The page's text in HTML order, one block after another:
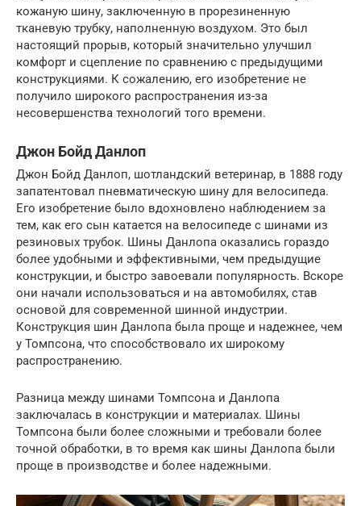
кожаную шину, заключенную в прорезиненную
тканевую трубку, наполненную воздухом. Это был
настоящий прорыв, который значительно улучшил
комфорт и сцепление по сравнению с предыдущими
конструкциями. К сожалению, его изобретение не
получило широкого распространения из-за
несовершенства технологий того времени.
Джон Бойд Данлоп
Джон Бойд Данлоп, шотландский ветеринар, в 1888 году
запатентовал пневматическую шину для велосипеда.
Его изобретение было вдохновлено наблюдением за
тем, как его сын катается на велосипеде с шинами из
резиновых трубок. Шины Данлопа оказались гораздо
более удобными и эффективными, чем предыдущие
конструкции, и быстро завоевали популярность. Вскоре
они начали использоваться и на автомобилях, став
основой для современной шинной индустрии.
Конструкция шин Данлопа была проще и надежнее, чем
у Томпсона, что способствовало их широкому
распространению.
Разница между шинами Томпсона и Данлопа
заключалась в конструкции и материалах. Шины
Томпсона были более сложными и требовали более
точной обработки, в то время как шины Данлопа были
проще в производстве и более надежными.